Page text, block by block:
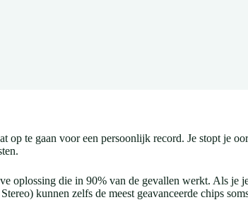
op te gaan voor een persoonlijk record. Je stopt je
oplossing die in 90% van de gevallen werkt. Als je
kunnen zelfs de meest geavanceerde chips